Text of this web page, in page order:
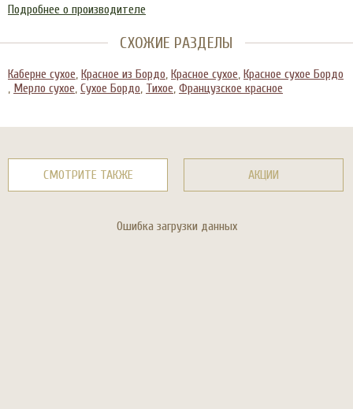
Подробнее о производителе
СХОЖИЕ РАЗДЕЛЫ
Каберне сухое, Красное из Бордо, Красное сухое, Красное сухое Бордо
, Мерло сухое, Сухое Бордо, Тихое, Французское красное
СМОТРИТЕ ТАКЖЕ АКЦИИ
Ошибка загрузки данных